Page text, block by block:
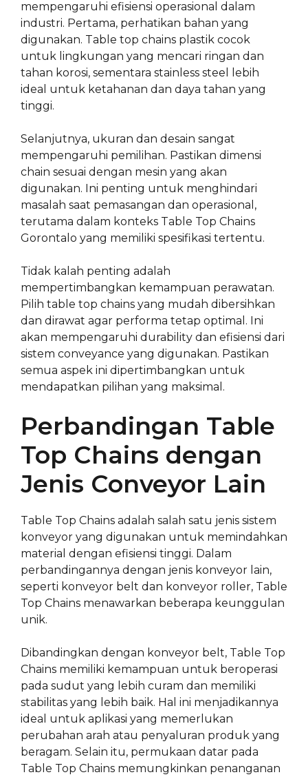
mempengaruhi efisiensi operasional dalam
industri. Pertama, perhatikan bahan yang
digunakan. Table top chains plastik cocok
untuk lingkungan yang mencari ringan dan
tahan korosi, sementara stainless steel lebih
ideal untuk ketahanan dan daya tahan yang
tinggi.
Selanjutnya, ukuran dan desain sangat
mempengaruhi pemilihan. Pastikan dimensi
chain sesuai dengan mesin yang akan
digunakan. Ini penting untuk menghindari
masalah saat pemasangan dan operasional,
terutama dalam konteks Table Top Chains
Gorontalo yang memiliki spesifikasi tertentu.
Tidak kalah penting adalah
mempertimbangkan kemampuan perawatan.
Pilih table top chains yang mudah dibersihkan
dan dirawat agar performa tetap optimal. Ini
akan mempengaruhi durability dan efisiensi dari
sistem conveyance yang digunakan. Pastikan
semua aspek ini dipertimbangkan untuk
mendapatkan pilihan yang maksimal.
Perbandingan Table
Top Chains dengan
Jenis Conveyor Lain
Table Top Chains adalah salah satu jenis sistem
konveyor yang digunakan untuk memindahkan
material dengan efisiensi tinggi. Dalam
perbandingannya dengan jenis konveyor lain,
seperti konveyor belt dan konveyor roller, Table
Top Chains menawarkan beberapa keunggulan
unik.
Dibandingkan dengan konveyor belt, Table Top
Chains memiliki kemampuan untuk beroperasi
pada sudut yang lebih curam dan memiliki
stabilitas yang lebih baik. Hal ini menjadikannya
ideal untuk aplikasi yang memerlukan
perubahan arah atau penyaluran produk yang
beragam. Selain itu, permukaan datar pada
Table Top Chains memungkinkan penanganan